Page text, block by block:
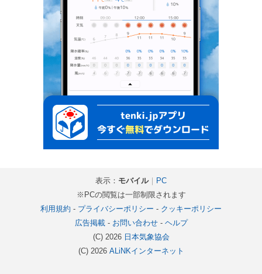
表示： モバイル｜ PC
※PCの閲覧は一部制限されます
利用規約 - プライバシーポリシー - クッキーポリシー
広告掲載- お問い合わせ- ヘルプ
(C) 2026 日本気象協会
(C) 2026 ALiNKインターネット